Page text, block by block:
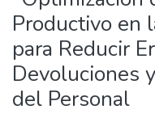
Productivo en
para Reducir
Devoluciones
del Personal